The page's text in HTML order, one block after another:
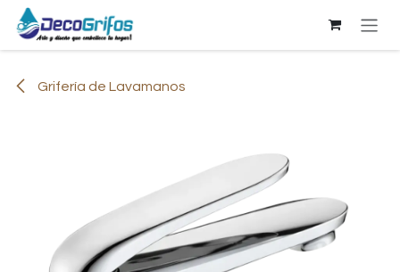
Ir al contenido
Grifería de Lavamanos